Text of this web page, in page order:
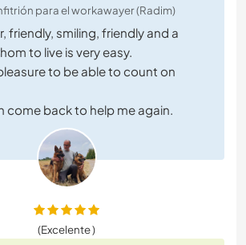
para el workawayer (Radim)
friendly, smiling, friendly and a
to live is very easy.
to be able to count on
come back to help me again.
(Excelente )